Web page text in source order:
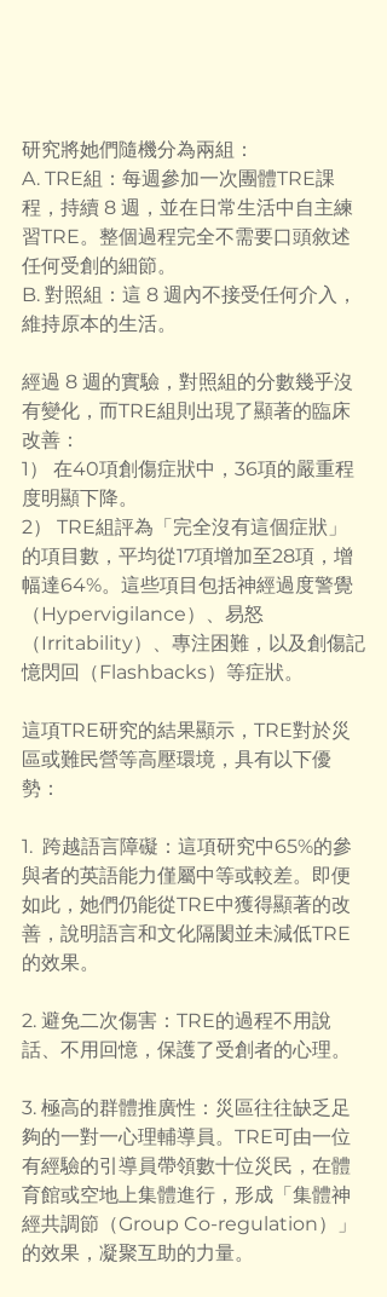
研究將她們隨機分為兩組：
A. TRE組：每週參加一次團體TRE課
程，持續 8 週，並在日常生活中自主練
習TRE。整個過程完全不需要口頭敘述
任何受創的細節。
B. 對照組：這 8 週內不接受任何介入，
維持原本的生活。
經過 8 週的實驗，對照組的分數幾乎沒
有變化，而TRE組則出現了顯著的臨床
改善：
1） 在40項創傷症狀中，36項的嚴重程
度明顯下降。
2） TRE組評為「完全沒有這個症狀」
的項目數，平均從17項增加至28項，增
幅達64%。這些項目包括神經過度警覺
（Hypervigilance）、易怒
（Irritability）、專注困難，以及創傷記
憶閃回（Flashbacks）等症狀。
這項TRE研究的結果顯示，TRE對於災
區或難民營等高壓環境，具有以下優
勢：
1.  跨越語言障礙：這項研究中65%的參
與者的英語能力僅屬中等或較差。即便
如此，她們仍能從TRE中獲得顯著的改
善，說明語言和文化隔閡並未減低TRE
的效果。
2. 避免二次傷害：TRE的過程不用說
話、不用回憶，保護了受創者的心理。
3. 極高的群體推廣性：災區往往缺乏足
夠的一對一心理輔導員。TRE可由一位
有經驗的引導員帶領數十位災民，在體
育館或空地上集體進行，形成「集體神
經共調節（Group Co-regulation）」
的效果，凝聚互助的力量。